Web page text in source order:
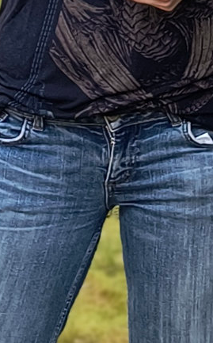
Wort, das sich aber
wird „Drone“ sehr
verwendet, deswegen
sind aber
vier (Quadrocopter
desto stabiler steht
also mit nur einem
Multicopter sehr einfach zu
loslässt,schwebt das
bewegen.